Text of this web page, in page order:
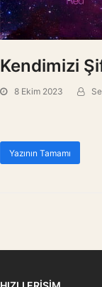
Kendimizi
8 Ekim 2023
Yazının Tamamı